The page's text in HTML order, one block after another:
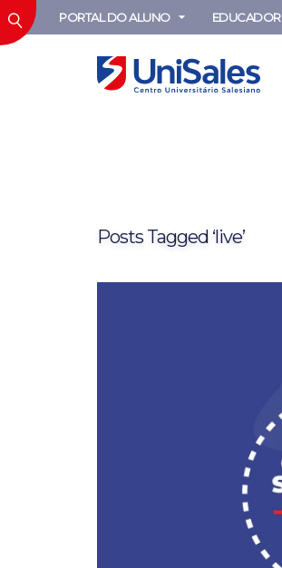
PORTAL DO ALUNO EDUCADOR
Posts Tagged ‘live’